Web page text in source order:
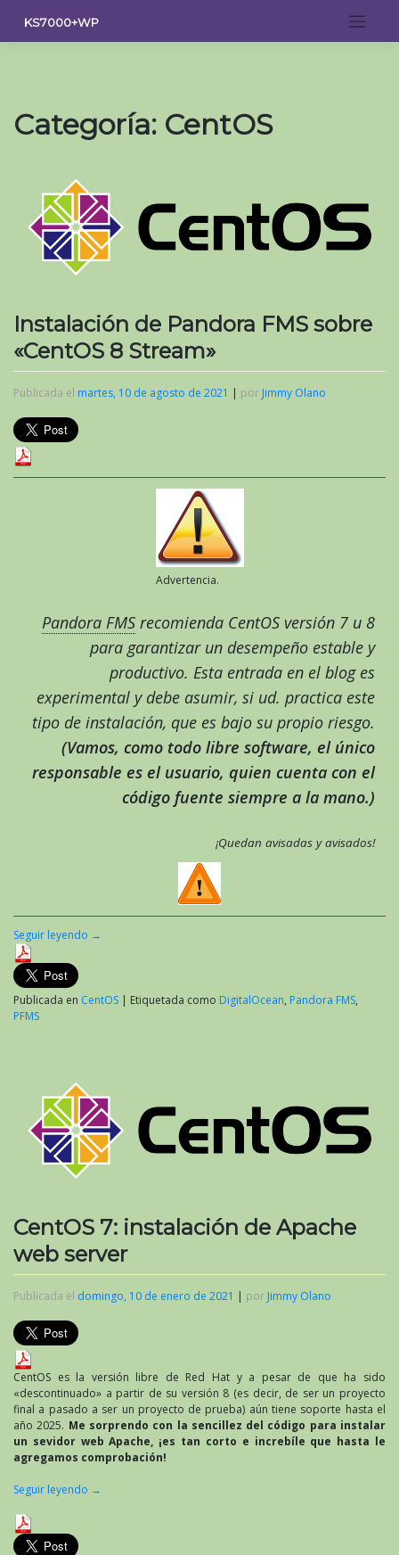
contenido
KS7000+WP
Categoría: CentOS
Instalación de Pandora FMS sobre
«CentOS 8 Stream»
Publicada el martes, 10 de agosto de 2021 | por Jimmy Olano
Advertencia.
Pandora FMS recomienda CentOS versión 7 u 8
para garantizar un desempeño estable y
productivo. Esta entrada en el blog es
experimental y debe asumir, si ud. practica este
tipo de instalación, que es bajo su propio riesgo.
(Vamos, como todo libre software, el único
responsable es el usuario, quien cuenta con el
código fuente siempre a la mano.)
¡Quedan avisadas y avisados!
Seguir leyendo →
Publicada en CentOS | Etiquetada como DigitalOcean, Pandora FMS,
PFMS
CentOS 7: instalación de Apache
web server
Publicada el domingo, 10 de enero de 2021 | por Jimmy Olano
CentOS es la versión libre de Red Hat y a pesar de que ha sido
«descontinuado» a partir de su versión 8 (es decir, de ser un proyecto
final a pasado a ser un proyecto de prueba) aún tiene soporte hasta el
año 2025. Me sorprendo con la sencillez del código para instalar
un sevidor web Apache, ¡es tan corto e increbíle que hasta le
agregamos comprobación!
Seguir leyendo →